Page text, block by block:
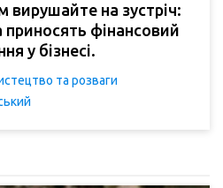
вирушайте на зустріч:
приносять фінансовий
у бізнесі.
та розваги